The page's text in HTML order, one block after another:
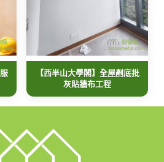
【西半山大學閣】全屋剷底批
灰貼牆布工程